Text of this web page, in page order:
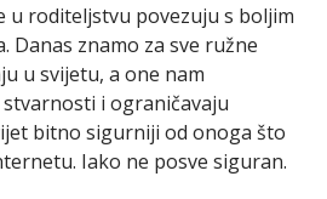
u roditeljstvu povezuju s boljim
Danas znamo za sve ružne
u svijetu, a one nam
i ograničavaju
bitno sigurniji od onoga što
Iako ne posve siguran.